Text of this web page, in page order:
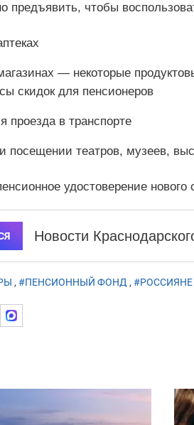
предъявить, чтобы
— некоторые
скидок для пенсионеров
проезда в транспорте
посещении театров, музеев,
удостоверение нового
Новости
, #ПЕНСИОННЫЙ ФОНД , #РОССИЯНЕ